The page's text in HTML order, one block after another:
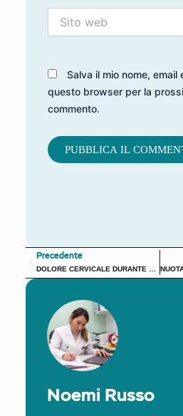
web
Salva il mio nome, email
questo browser per la
commento.
Precedente
Precedente
DOLORE CERVICALE DURANTE LA GRAVIDANZA: CAUSE E RIMEDI EFFICACI
Noemi Russo